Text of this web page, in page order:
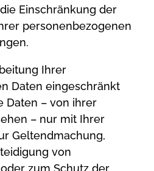
Einschränkung der
personenbezogenen
Ihrer
Daten eingeschränkt
Daten – von ihrer
– nur mit Ihrer
Geltendmachung,
von
zum Schutz der